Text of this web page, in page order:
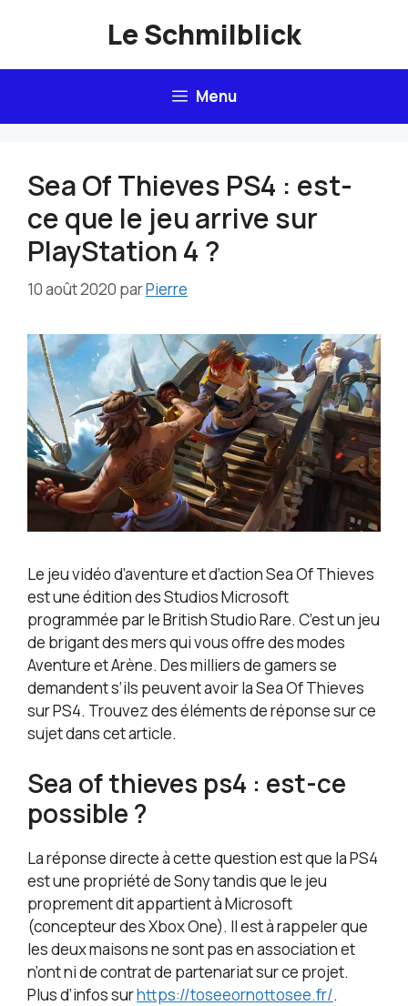
Le Schmilblick
Menu
Sea Of Thieves PS4 : est-
ce que le jeu arrive sur
PlayStation 4 ?
10 août 2020 parPierre
Le jeu vidéo d’aventure et d’action Sea Of Thieves
est une édition des Studios Microsoft
programmée par le British Studio Rare. C’est un jeu
de brigant des mers qui vous offre des modes
Aventure et Arène. Des milliers de gamers se
demandent s’ils peuvent avoir la Sea Of Thieves
sur PS4. Trouvez des éléments de réponse sur ce
sujet dans cet article.
Sea of thieves ps4 : est-ce
possible ?
La réponse directe à cette question est que la PS4
est une propriété de Sony tandis que le jeu
proprement dit appartient à Microsoft
(concepteur des Xbox One). Il est à rappeler que
les deux maisons ne sont pas en association et
n’ont ni de contrat de partenariat sur ce projet.
Plus d’infos surhttps://toseeornottosee.fr/.